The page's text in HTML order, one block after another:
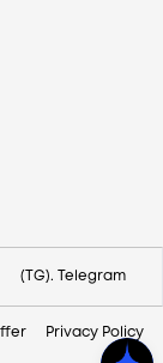
(TG). Telegram
Privacy Policy